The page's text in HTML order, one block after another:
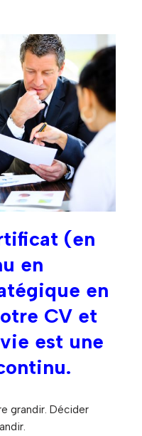
(en
en
en
CV et
est une
grandir. Décider